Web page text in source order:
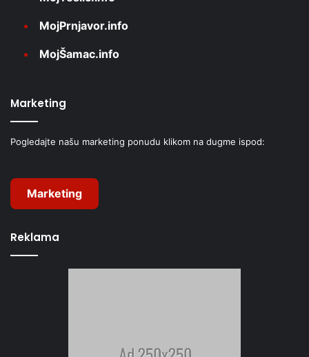
MojPrnjavor.info
MojŠamac.info
Marketing
Pogledajte našu marketing ponudu klikom na dugme ispod:
Marketing
Reklama